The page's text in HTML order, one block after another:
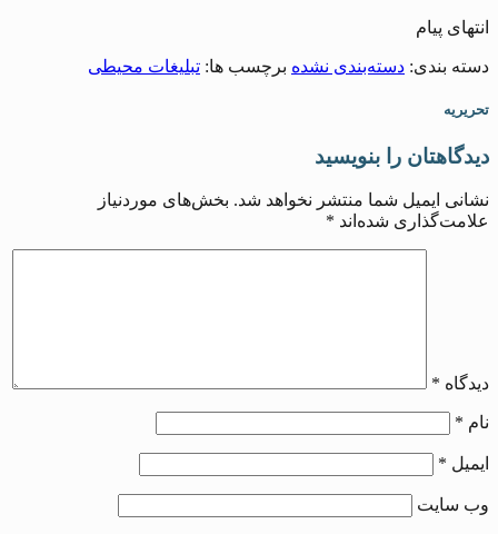
انتهای پیام
دسته بندی: دسته‌بندی نشده برچسب ها: تبلیغات محیطی
تحریریه
دیدگاهتان را بنویسید
نشانی ایمیل شما منتشر نخواهد شد. بخش‌های موردنیاز
علامت‌گذاری شده‌اند *
دیدگاه *
نام *
ایمیل *
وب‌ سایت